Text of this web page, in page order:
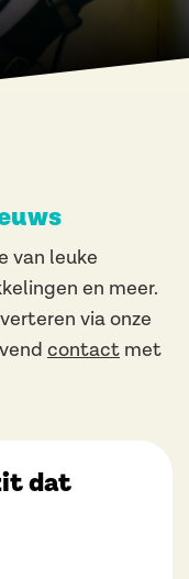
van leuke
en meer.
via onze
contact met
dat